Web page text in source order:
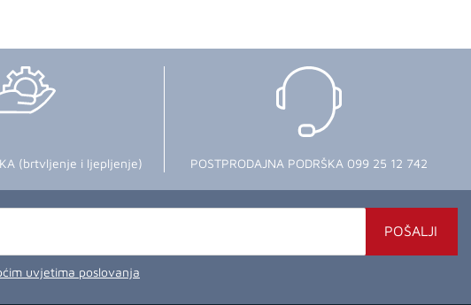
(brtvljenje i ljepljenje) POSTPRODAJNA PODRŠKA 099 25 12 742
POŠALJI
uvjetima poslovanja